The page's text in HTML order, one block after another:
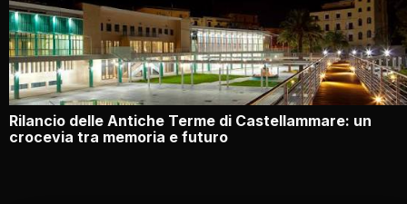
Rilancio delle Antiche Terme di Castellammare: un
crocevia tra memoria e futuro